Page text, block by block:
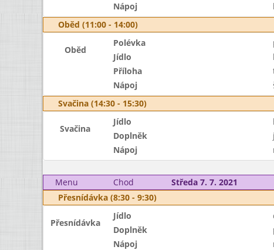
Nápoj
Oběd (11:00 - 14:00)
Oběd
Polévka
Jídlo
Příloha
Nápoj
Svačina (14:30 - 15:30)
Svačina
Jídlo
Doplněk
Nápoj
Menu
Chod Středa 7. 7. 2021
Přesnídávka (8:30 - 9:30)
Přesnídávka
Jídlo
Doplněk
Nápoj